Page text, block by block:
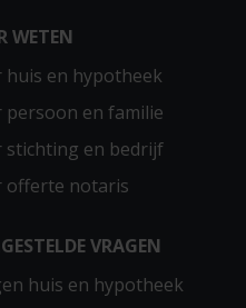
WETEN
huis en hypotheek
persoon en familie
stichting en bedrijf
offerte notaris
VRAGEN
huis en hypotheek